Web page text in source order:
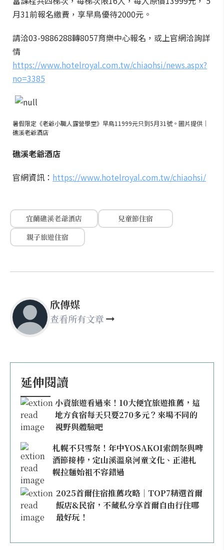
月31前報名繳費，享早鳥優待2000元。
請洽03-9886288轉8057育樂中心報名，或上官網洽詢詳
情
https://www.hotelroyal.com.tw/chiaohsi/news.aspx?
no=3385
暑假限定《老爺小職人露營學堂》早鳥11999元只到5月31號。圖片提供｜
礁溪老爺酒店
礁溪老爺酒店
官網資訊： https://www.hotelroyal.com.tw/chiaohsi/
宜蘭礁溪老爺酒店
兒童節住宿
親子旅遊住宿
欣傳媒
查看所有文章
延伸閱讀
小資旅遊看過來！10大便宜旅遊推薦，這
地方食宿每天只要270多元？來場不同的
視野與體驗吧
札幌不只雪祭！年中YOSAKOI索朗祭與啤
酒節接棒，定山溪溫泉河童文化、正港札
幌拉麵始祖不容錯過
2025首爾住宿推薦攻略｜TOP7精選首爾
飯店&民宿，不藏私分享首爾自由行住哪
最好玩！